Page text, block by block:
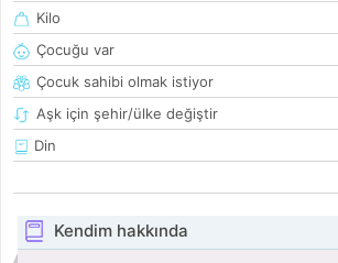
Kilo
Çocuğu var
Çocuk sahibi olmak istiyor
Aşk için şehir/ülke değiştir
Din
Kendim hakkında